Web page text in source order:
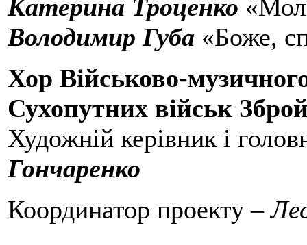
Катерина Троценко
Володимир Губа «Боже,
Хор Військово-
Сухопутних військ
Художній керівник і
Гончаренко
Координатор проекту –